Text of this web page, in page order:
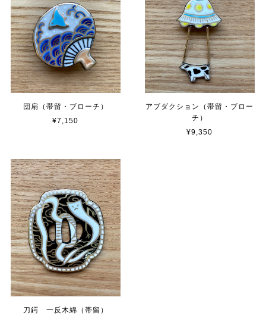
団扇（帯留・ブローチ）
¥7,150
アブダクション（帯留・ブロー
チ）
¥9,350
刀鍔 一反木綿（帯留）